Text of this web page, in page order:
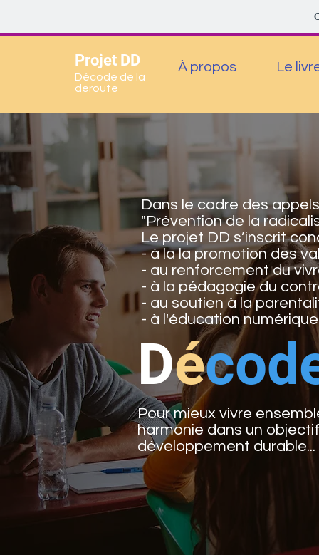
Projet DD
Décode de la
déroute
À propos Le
Dans le cadre des
"Prévention de la
Le projet DD s’inscrit
- à la la promotion des
- au renforcement du
- à la pédagogie du
- au soutien à la
- à l'éducation
Dé
Pour mieux vivre
harmonie dans un
développement durable...